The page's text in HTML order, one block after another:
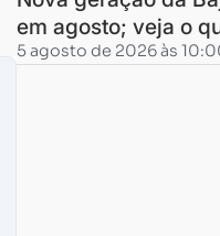
em agosto; veja o
5 agosto de 2026 às